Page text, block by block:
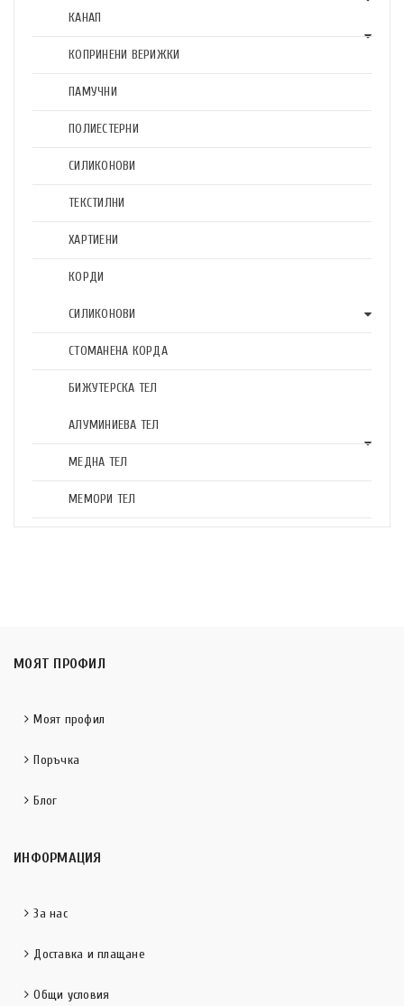
КАНАП
КОПРИНЕНИ ВЕРИЖКИ
ПАМУЧНИ
ПОЛИЕСТЕРНИ
СИЛИКОНОВИ
ТЕКСТИЛНИ
ХАРТИЕНИ
КОРДИ
СИЛИКОНОВИ
СТОМАНЕНА КОРДА
БИЖУТЕРСКА ТЕЛ
АЛУМИНИЕВА ТЕЛ
МЕДНА ТЕЛ
МЕМОРИ ТЕЛ
МОЯТ ПРОФИЛ
Моят профил
Поръчка
Блог
ИНФОРМАЦИЯ
За нас
Доставка и плащане
Общи условия